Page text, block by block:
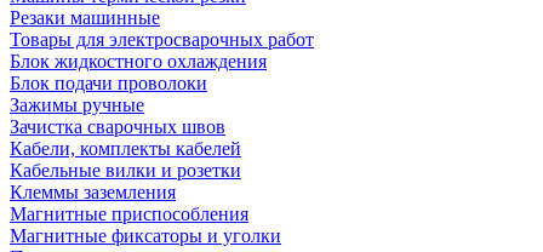
Резаки машинные
Товары для электросварочных работ
Блок жидкостного охлаждения
Блок подачи проволоки
Зажимы ручные
Зачистка сварочных швов
Кабели, комплекты кабелей
Кабельные вилки и розетки
Клеммы заземления
Магнитные приспособления
Магнитные фиксаторы и уголки